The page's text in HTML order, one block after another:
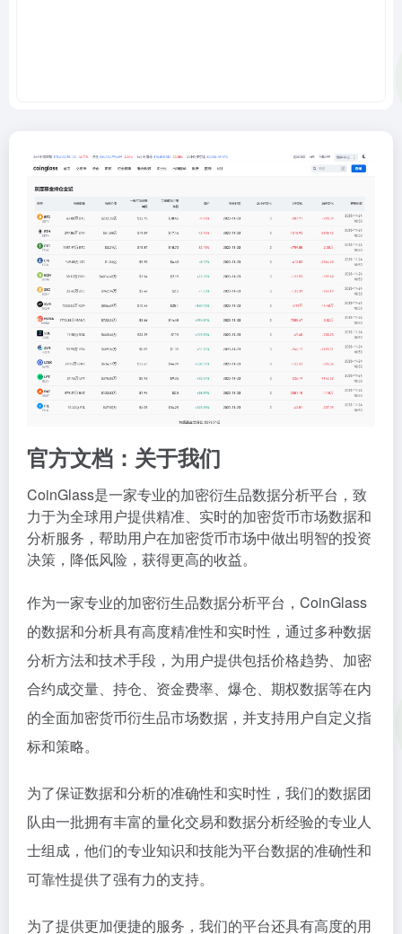
官方文档：关于我们
CoinGlass是一家专业的加密衍生品数据分析平台，致
力于为全球用户提供精准、实时的加密货币市场数据和
分析服务，帮助用户在加密货币市场中做出明智的投资
决策，降低风险，获得更高的收益。
作为一家专业的加密衍生品数据分析平台，CoinGlass
的数据和分析具有高度精准性和实时性，通过多种数据
分析方法和技术手段，为用户提供包括价格趋势、加密
合约成交量、持仓、资金费率、爆仓、期权数据等在内
的全面加密货币衍生品市场数据，并支持用户自定义指
标和策略。
为了保证数据和分析的准确性和实时性，我们的数据团
队由一批拥有丰富的量化交易和数据分析经验的专业人
士组成，他们的专业知识和技能为平台数据的准确性和
可靠性提供了强有力的支持。
为了提供更加便捷的服务，我们的平台还具有高度的用